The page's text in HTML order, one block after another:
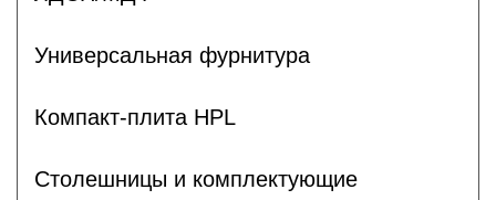
Универсальная фурнитура
Компакт-плита HPL
Столешницы и комплектующие